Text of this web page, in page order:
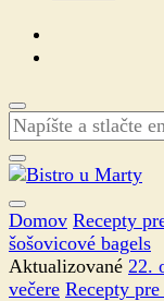
Hľadáte
niečo?
Domov Recepty
šošovicové bagels
Aktualizované 22.
večere Recepty